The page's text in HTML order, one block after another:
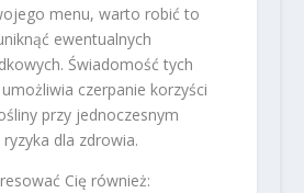
menu, warto robić to
ewentualnych
Świadomość tych
czerpanie korzyści
przy jednoczesnym
dla zdrowia.
Cię również: